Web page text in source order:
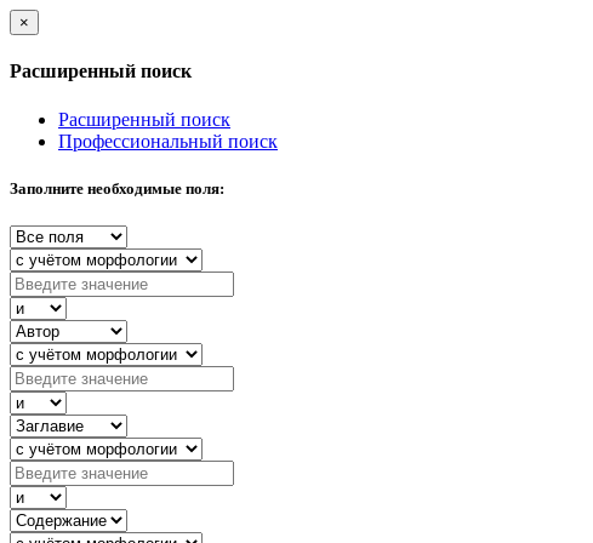
×
Расширенный поиск
Расширенный поиск
Профессиональный поиск
Заполните необходимые поля: